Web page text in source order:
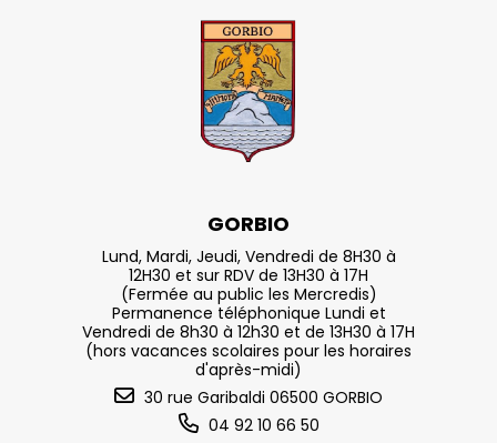
GORBIO
Lund, Mardi, Jeudi, Vendredi de 8H30 à
12H30 et sur RDV de 13H30 à 17H
(Fermée au public les Mercredis)
Permanence téléphonique Lundi et
Vendredi de 8h30 à 12h30 et de 13H30 à 17H
(hors vacances scolaires pour les horaires
d'après-midi)
30 rue Garibaldi 06500 GORBIO
04 92 10 66 50